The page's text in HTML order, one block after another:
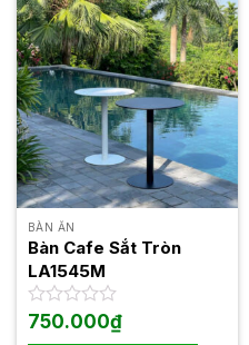
này
có
nhiều
biến
thể.
Các
tùy
chọn
có
thể
được
chọn
trên
trang
BÀN ĂN
Bàn Cafe Sắt Tròn
LA1545M
Được
750.000₫